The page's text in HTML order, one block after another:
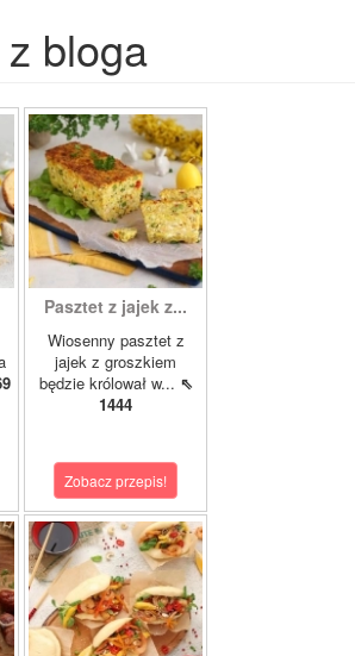
bloga
Pasztet z jajek z...
Wiosenny pasztet z
jajek z groszkiem
będzie królował w... ⇖
1444
Zobacz przepis!